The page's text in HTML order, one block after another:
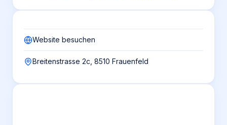
Website besuchen
Breitenstrasse 2c, 8510 Frauenfeld